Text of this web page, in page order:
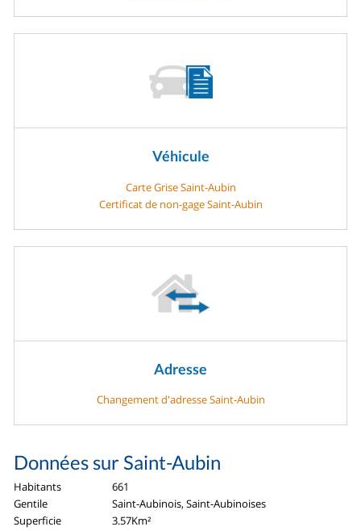
Véhicule
Carte Grise Saint-Aubin
Certificat de non-gage Saint-Aubin
Adresse
Changement d'adresse Saint-Aubin
Données sur Saint-Aubin
Habitants
661
Gentile
Saint-Aubinois, Saint-Aubinoises
Superficie
3.57Km²